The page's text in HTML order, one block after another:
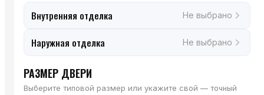
Внутренняя отделка Не выбрано
Наружная отделка Не выбрано
РАЗМЕР ДВЕРИ
Выберите типовой размер или укажите свой — точный